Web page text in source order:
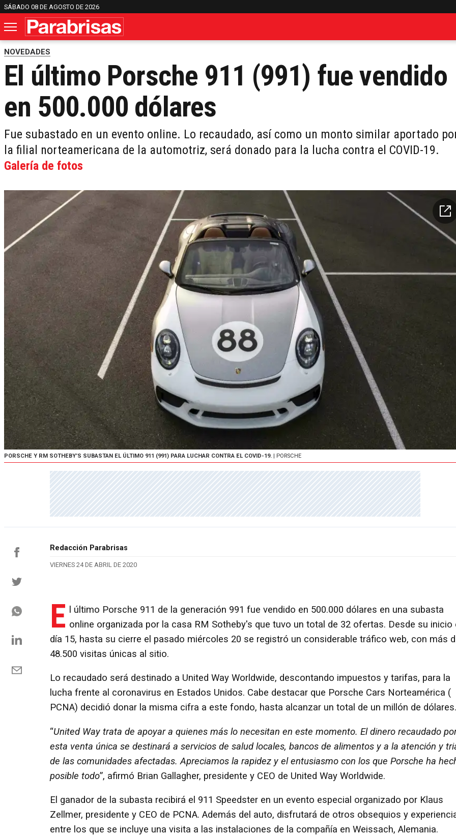
SÁBADO 08 DE AGOSTO DE 2026
NOVEDADES
El último Porsche 911 (991) fue vendido
en 500.000 dólares
Fue subastado en un evento online. Lo recaudado, así como un monto similar aportado
la filial norteamericana de la automotriz, será donado para la lucha contra el COVID-19.
Galería de fotos
PORSCHE Y RM SOTHEBY’S SUBASTAN EL ÚLTIMO 911 (991) PARA LUCHAR CONTRA EL COVID-19. | PORSCHE
Redacción Parabrisas
VIERNES 24 DE ABRIL DE 2020
E l último Porsche 911 de la generación 991 fue vendido en 500.000 dólares en una subasta
online organizada por la casa RM Sotheby's que tuvo un total de 32 ofertas. Desde su inicio
día 15, hasta su cierre el pasado miércoles 20 se registró un considerable tráfico web, con más
48.500 visitas únicas al sitio.
Lo recaudado será destinado a United Way Worldwide, descontando impuestos y tarifas, para la
lucha frente al coronavirus en Estados Unidos. Cabe destacar que Porsche Cars Norteamérica (
PCNA) decidió donar la misma cifra a este fondo, hasta alcanzar un total de un millón de dólares.
“United Way trata de apoyar a quienes más lo necesitan en este momento. El dinero recaudado
esta venta única se destinará a servicios de salud locales, bancos de alimentos y a la atención y
de las comunidades afectadas. Apreciamos la rapidez y el entusiasmo con los que Porsche ha
posible todo”, afirmó Brian Gallagher, presidente y CEO de United Way Worldwide.
El ganador de la subasta recibirá el 911 Speedster en un evento especial organizado por Klaus
Zellmer, presidente y CEO de PCNA. Además del auto, disfrutará de otros obsequios y
entre los que se incluye una visita a las instalaciones de la compañía en Weissach, Alemania.